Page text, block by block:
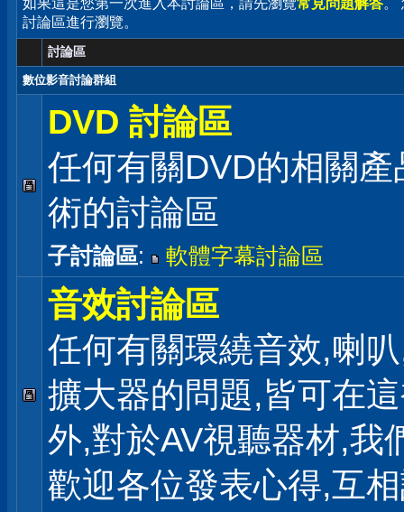
如果這是您第一次進入本討論區，請先瀏覽常見問題解答。
討論區進行瀏覽。
討論區
數位影音討論群組
DVD 討論區
任何有關DVD的相關
術的討論區
子討論區: 軟體字幕討論區
音效討論區
任何有關環繞音效,喇
擴大器的問題,皆可在
外,對於AV視聽器材,我
歡迎各位發表心得,互